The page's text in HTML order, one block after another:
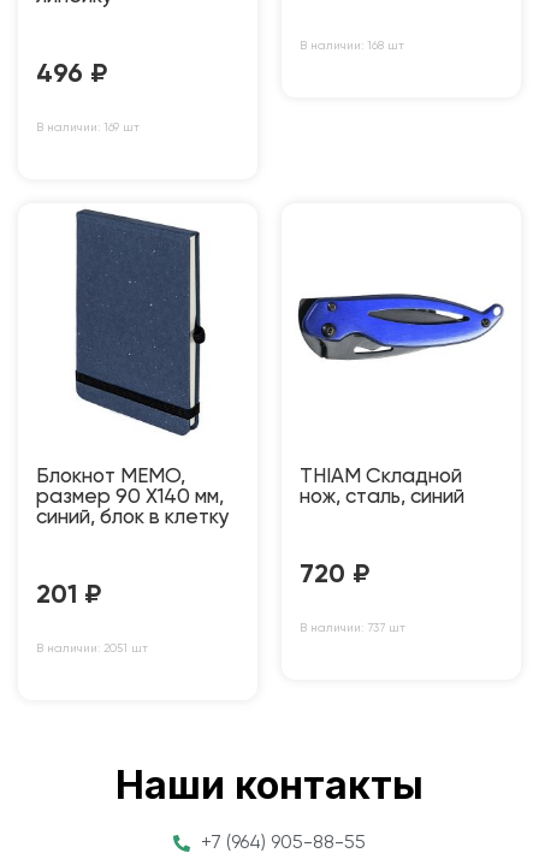
496 ₽
В наличии: 169 шт
В наличии: 168 шт
Блокнот MEMO,
размер 90 Х140 мм,
синий, блок в клетку
201 ₽
В наличии: 2051 шт
THIAM Складной
нож, сталь, синий
720 ₽
В наличии: 737 шт
Наши контакты
+7 (964) 905-88-55